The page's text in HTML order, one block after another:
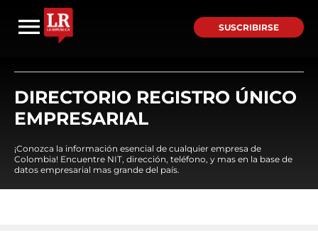
SUSCRIBIRSE
DIRECTORIO REGISTRO ÚNICO
EMPRESARIAL
¡Conozca la información esencial de cualquier empresa de
Colombia! Encuentre NIT, dirección, teléfono, y mas en la base de
datos empresarial mas grande del país.